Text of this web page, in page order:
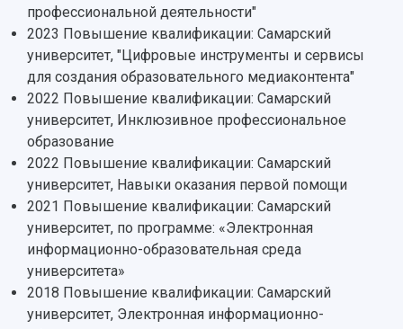
Инжиниринговый центр
Аграрный карбоновый полигон
Архив
Фирменный стиль
Устойчивое развитие
Кампус
3D-тур по университету
Учебный аэродром
Центр истории авиационных двигателей
Ботанический сад
Умный дом бабочек
Подготовительные курсы
Библиотека
Видеолекции
Противодействие COVID-19
Научно-технические разработки
Конкурсы научных проектов и грантов
Областной конкурс "Молодой учёный"
Отчеты о научно-исследовательской
деятельности
Журналы Самарского университета
Научные конференции
Патенты
Публикации и издания
Отчеты о проведенных конференциях
профессиональной деятельности"
2023 Повышение квалификации: Самарский
университет, "Цифровые инструменты и сервисы
для создания образовательного медиаконтента"
2022 Повышение квалификации: Самарский
университет, Инклюзивное профессиональное
образование
2022 Повышение квалификации: Самарский
университет, Навыки оказания первой помощи
2021 Повышение квалификации: Самарский
университет, по программе: «Электронная
информационно-образовательная среда
университета»
2018 Повышение квалификации: Самарский
университет, Электронная информационно-